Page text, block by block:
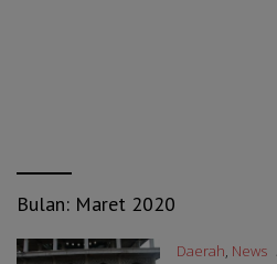
Bulan: Maret 2020
Daerah, News